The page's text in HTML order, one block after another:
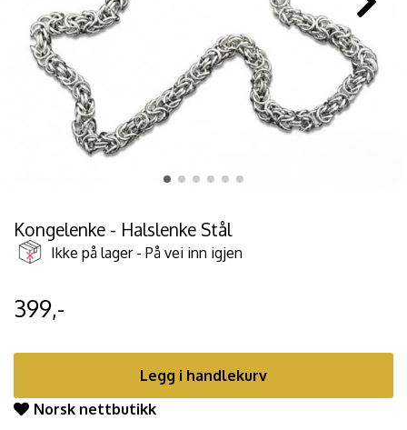
Kongelenke - Halslenke Stål
Ikke på lager - På vei inn igjen
399,-
Legg i handlekurv
Norsk nettbutikk